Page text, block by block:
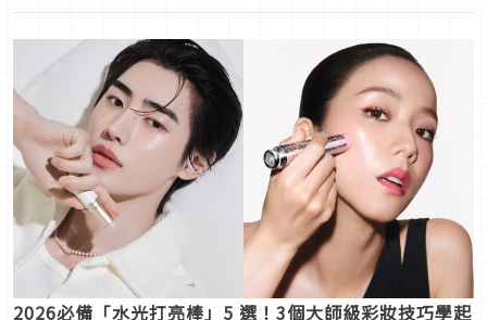
2026必備「水光打亮棒」5 選！3個大師級彩妝技巧學起